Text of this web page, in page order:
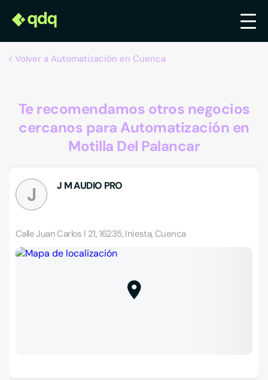
Volver a Automatización en Cuenca
Te recomendamos otros negocios
cercanos para Automatización en
Motilla Del Palancar
J J M AUDIO PRO
Calle Juan Carlos I 21, 16235, Iniesta, Cuenca